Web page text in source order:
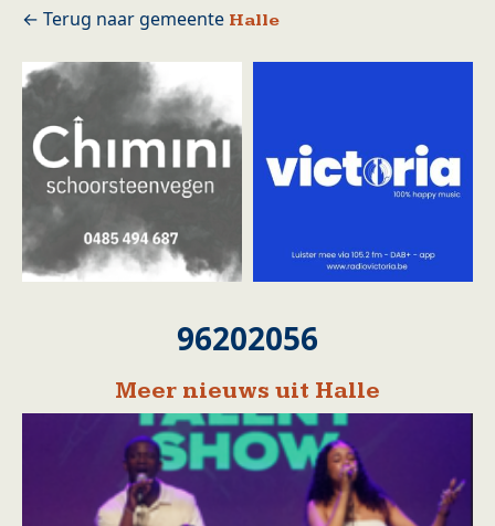
Halle
96202056
Meer nieuws uit Halle